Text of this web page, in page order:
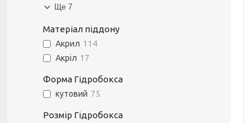
Ще 7
Матеріал піддону
Акрил 114
Акріл 17
Форма Гідробокса
кутовий 75
Розмір Гідробокса